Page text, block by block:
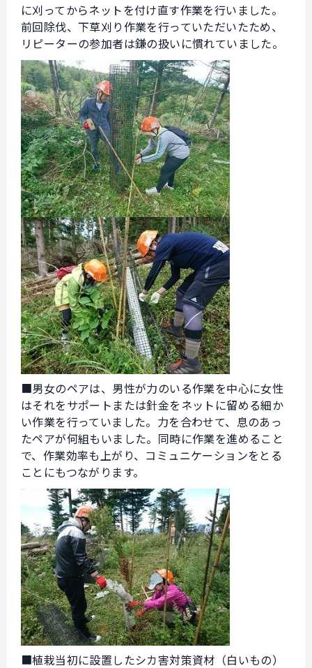
に刈ってからネットを付け直す作業を行いました。
前回除伐、下草刈り作業を行っていただいたため、
リピーターの参加者は鎌の扱いに慣れていました。
■男女のペアは、男性が力のいる作業を中心に女性
はそれをサポートまたは針金をネットに留める細か
い作業を行っていました。力を合わせて、息のあっ
たペアが何組もいました。同時に作業を進めること
で、作業効率も上がり、コミュニケーションをとる
ことにもつながります。
■植栽当初に設置したシカ害対策資材（白いもの）